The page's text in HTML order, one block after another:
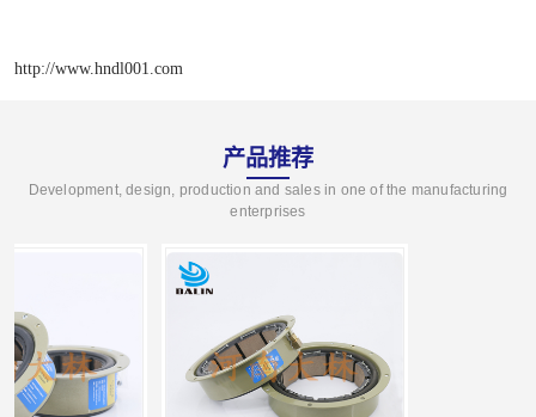
http://www.hndl001.com
产品推荐
Development, design, production and sales in one of the manufacturing
enterprises